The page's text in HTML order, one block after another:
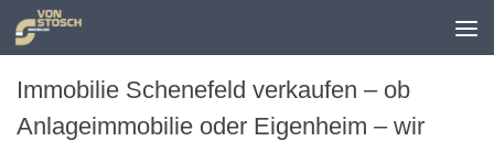
Zum Inhalt springen
Immobilie Schenefeld verkaufen – ob
Anlageimmobilie oder Eigenheim – wir